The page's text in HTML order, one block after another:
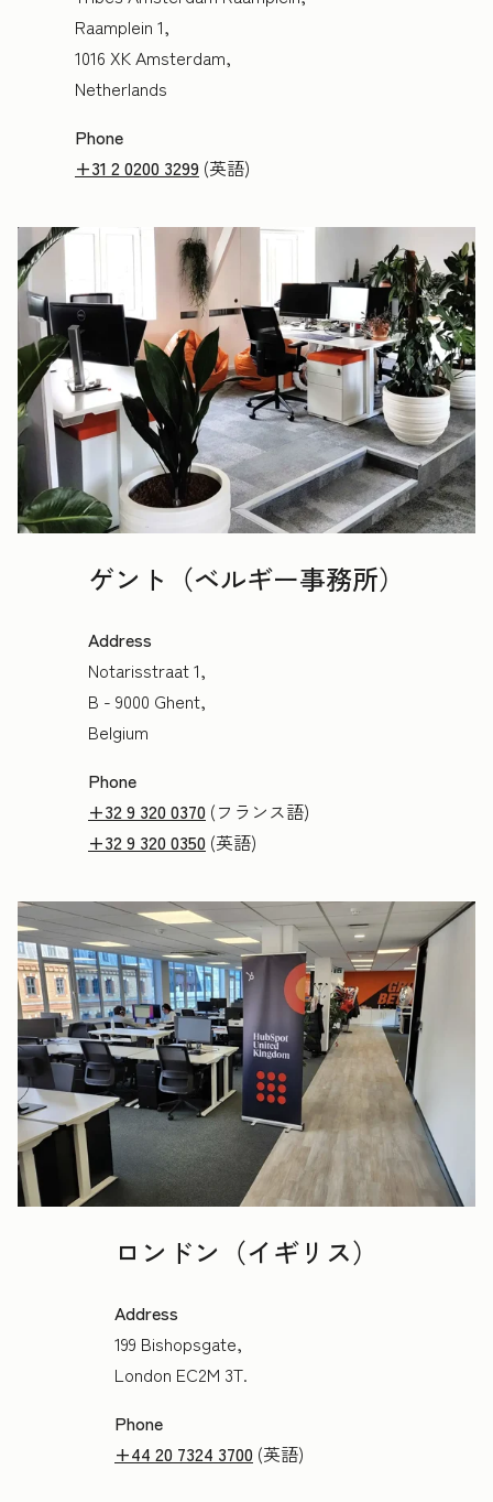
Raamplein 1,
1016 XK Amsterdam,
Netherlands
Phone
+31 2 0200 3299 (英語)
ゲント（ベルギー事務所）
Address
Notarisstraat 1,
B - 9000 Ghent,
Belgium
Phone
+32 9 320 0370 (フランス語)
+32 9 320 0350 (英語)
ロンドン（イギリス）
Address
199 Bishopsgate,
London EC2M 3T.
Phone
+44 20 7324 3700 (英語)